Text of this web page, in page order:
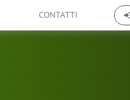
CONTATTI